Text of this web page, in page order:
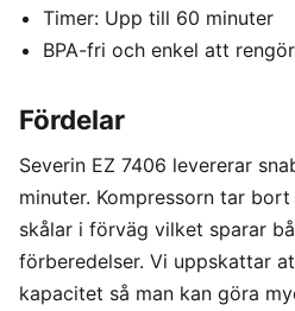
Timer: Upp till 60 minuter
BPA-fri och enkel att
Fördelar
Severin EZ 7406 levererar
minuter. Kompressorn tar
skålar i förväg vilket sparar
förberedelser. Vi uppskattar
kapacitet så man kan göra